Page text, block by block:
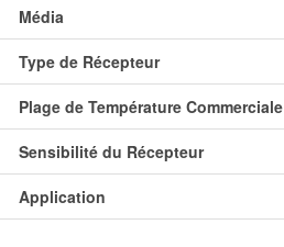
Média
Type de Récepteur
Plage de Température Commerciale
Sensibilité du Récepteur
Application